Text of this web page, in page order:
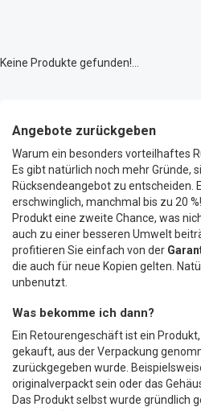
Keine Produkte gefunden!...
Angebote zurückgeben
Warum ein besonders vorteilhaftes
Es gibt natürlich noch mehr Gründe,
Rücksendeangebot zu entscheiden.
erschwinglich, manchmal bis zu 20
Produkt eine zweite Chance, was
auch zu einer besseren Umwelt
profitieren Sie einfach von der
die auch für neue Kopien gelten.
unbenutzt.
Was bekomme ich dann?
Ein Retourengeschäft ist ein
gekauft, aus der Verpackung
zurückgegeben wurde.
originalverpackt sein oder das
Das Produkt selbst wurde gründlich